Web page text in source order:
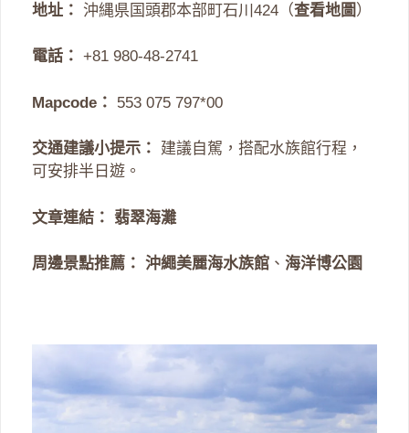
地址： 沖縄県国頭郡本部町石川424（查看地圖 ）
電話： +81 980-48-2741
Mapcode： 553 075 797*00
交通建議小提示：
建議自駕，搭配水族館行程，
可安排半日遊。
文章連結： 翡翠海灘
周邊景點推薦： 沖繩美麗海水族館 、 海洋博公園